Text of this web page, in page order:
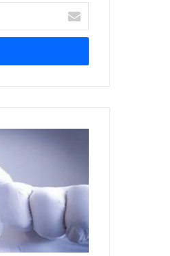
بريدك
الإلكتروني
بكورونا